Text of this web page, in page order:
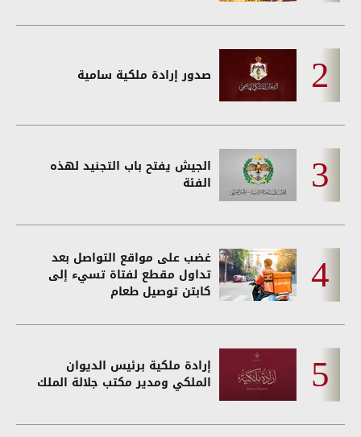
صدور إرادة ملكية سامية
الجيش يفتح باب التجنيد لهذه
الفئة
غضب على مواقع التواصل بعد
تداول مقطع لفتاة تسيء إلى
كابتن توصيل طعام
إرادة ملكية برئيس الديوان
الملكي ومدير مكتب جلالة الملك